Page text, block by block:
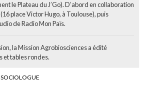
le Plateau du J’Go). D’abord en collaboration
place Victor Hugo, à Toulouse), puis
de Radio Mon Païs.
la Mission Agrobiosciences a édité
et tables rondes.